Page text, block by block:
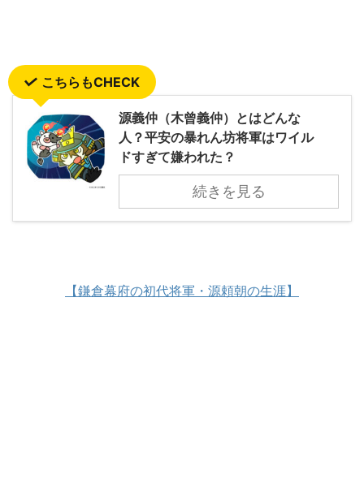
こちらもCHECK
源義仲（木曾義仲）とはどんな
人？平安の暴れん坊将軍はワイル
ドすぎて嫌われた？
続きを見る
【鎌倉幕府の初代将軍・源頼朝の生涯】